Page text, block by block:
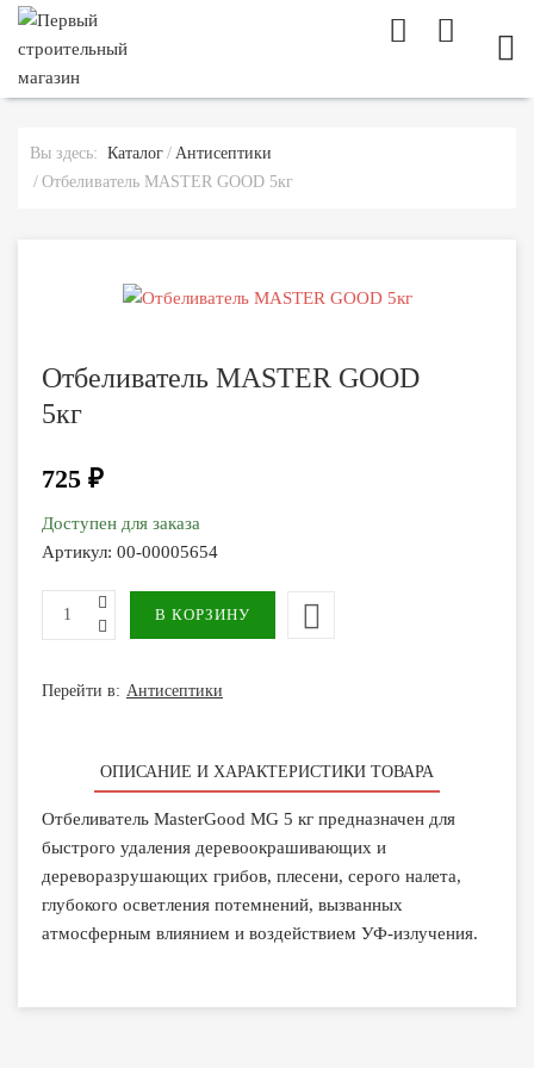
Вы здесь: Каталог
Антисептики
Отбеливатель MASTER GOOD 5кг
Отбеливатель MASTER GOOD
5кг
725 ₽
Доступен для заказа
Артикул: 00-00005654
Перейти в: Антисептики
ОПИСАНИЕ И ХАРАКТЕРИСТИКИ ТОВАРА
Отбеливатель MasterGood MG 5 кг предназначен для
быстрого удаления деревоокрашивающих и
дереворазрушающих грибов, плесени, серого налета,
глубокого осветления потемнений, вызванных
атмосферным влиянием и воздействием УФ-излучения.